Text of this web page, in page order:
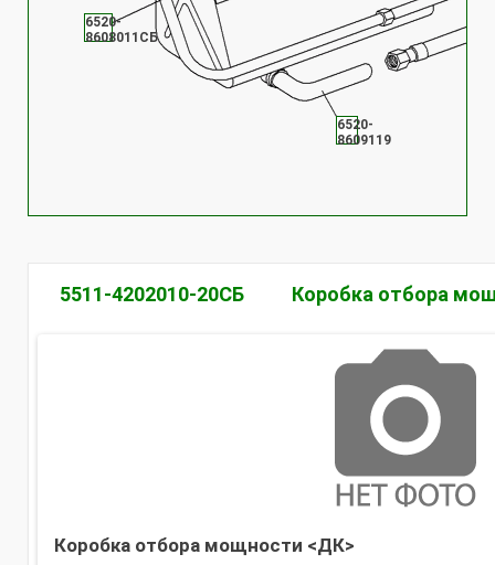
6520-
8609119
6520-
8608011СБ
5511-4202010-20СБ Коробка отбора
Коробка отбора мощности <ДК>